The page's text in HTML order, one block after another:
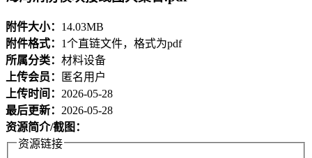
附件大小： 14.03MB
附件格式： 1个直链文件，格式为pdf
所属分类： 材料设备
上传会员：
匿名用户
上传时间： 2026-05-28
最后更新： 2026-05-28
资源简介/截图：
资源链接